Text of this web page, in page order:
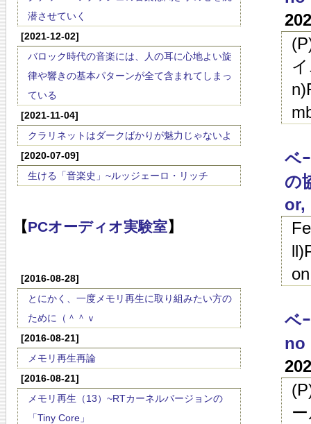
潜させていく
[2021-12-02]
バロック時代の音楽には、人の耳に心地よい旋
律や響きの基本パターンが全て含まれてしまっ
ている
[2021-11-04]
クラリネットはダークばかりが魅力じゃないよ
[2020-07-09]
生ける「音楽史」~ルッジェーロ・リッチ
【PCオーディオ実験室】
[2016-08-28]
とにかく、一度メモリ再生に取り組みたい方の
ために（＾＾ｖ
[2016-08-21]
メモリ再生再論
[2016-08-21]
メモリ再生（13）~RTカーネルバージョンの
「Tiny Core」
ベ
の
or,
ベ
no